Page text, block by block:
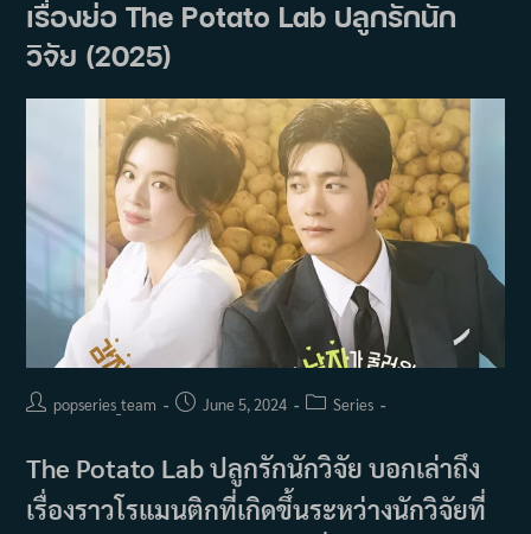
จันทร์
เรื่องย่อ The Potato Lab ปลูกรักนัก
วิจัย (2025)
Postpopseries_team
PostJune 5, 2024
PostSeries
The Potato Lab ปลูกรักนักวิจัย บอกเล่าถึง
เรื่องราวโรแมนติกที่เกิดขึ้นระหว่างนักวิจัยที่